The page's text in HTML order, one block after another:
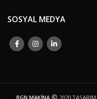
SOSYAL MEDYA
BGN MAKİNA 2020 TASARIM